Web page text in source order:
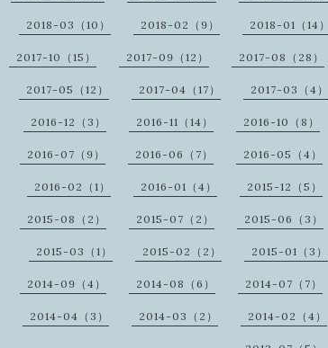
2018-03（10） 2018-02（9） 2018-01（14）
2017-10（15） 2017-09（12） 2017-08（28）
2017-05（12） 2017-04（17） 2017-03（4）
2016-12（3） 2016-11（14） 2016-10（8）
2016-07（9） 2016-06（7） 2016-05（4）
2016-02（1） 2016-01（4） 2015-12（5）
2015-08（2） 2015-07（2） 2015-06（3）
2015-03（1） 2015-02（2） 2015-01（3）
2014-09（4） 2014-08（6） 2014-07（7）
2014-04（3） 2014-03（2） 2014-02（4）